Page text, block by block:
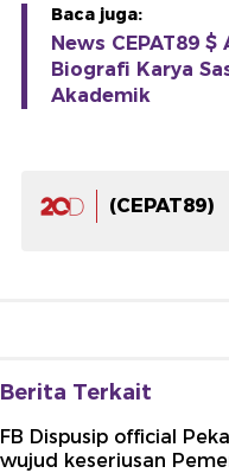
Baca juga:
News CEPAT89
Biografi Karya
Akademik
(CEPAT89)
Berita Terkait
FB Dispusip official
wujud keseriusan